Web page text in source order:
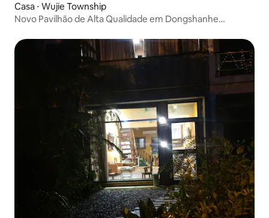
Casa ⋅ Wujie Township
Novo Pavilhão de Alta Qualidade em Dongshanhe